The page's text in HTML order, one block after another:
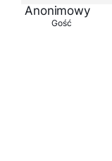
Anonimowy
Gość